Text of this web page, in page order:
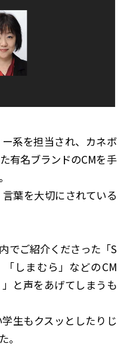
系を担当され、カネボ
有名ブランドのCMを手
葉を大切にされている
でご紹介くださった「S
しまむら」などのCM
と声をあげてしまうも
生もクスッとしたりじ
。